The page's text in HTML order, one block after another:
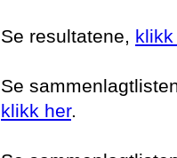
Se resultatene, klikk
Se
klikk her.